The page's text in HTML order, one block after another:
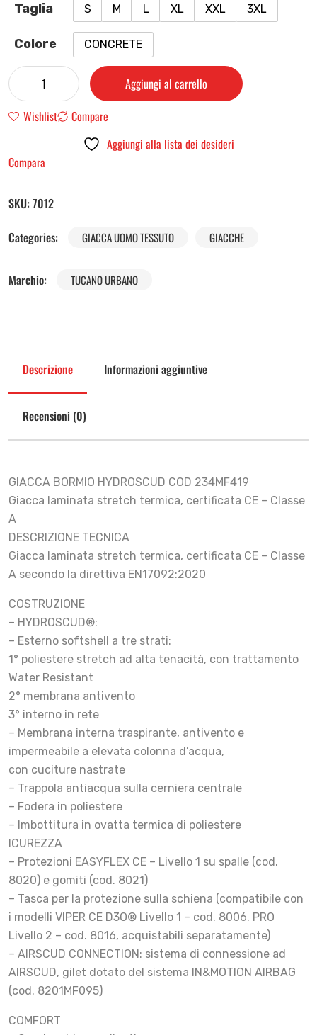
Taglia S M L XL XXL 3XL
Colore CONCRETE
Aggiungi al carrello
Wishlist
Compare
Aggiungi alla lista dei desideri
Compara
SKU: 7012
Categories:
GIACCA UOMO TESSUTO GIACCHE
Marchio: TUCANO URBANO
Descrizione Informazioni aggiuntive
Recensioni (0)
GIACCA BORMIO HYDROSCUD COD 234MF419
Giacca laminata stretch termica, certificata CE – Classe
A
DESCRIZIONE TECNICA
Giacca laminata stretch termica, certificata CE – Classe
A secondo la direttiva EN17092:2020
COSTRUZIONE
– HYDROSCUD®:
– Esterno softshell a tre strati:
1° poliestere stretch ad alta tenacità, con trattamento
Water Resistant
2° membrana antivento
3° interno in rete
– Membrana interna traspirante, antivento e
impermeabile a elevata colonna d’acqua,
con cuciture nastrate
– Trappola antiacqua sulla cerniera centrale
– Fodera in poliestere
– Imbottitura in ovatta termica di poliestere
ICUREZZA
– Protezioni EASYFLEX CE – Livello 1 su spalle (cod.
8020) e gomiti (cod. 8021)
– Tasca per la protezione sulla schiena (compatibile con
i modelli VIPER CE D3O® Livello 1 – cod. 8006. PRO
Livello 2 – cod. 8016, acquistabili separatamente)
– AIRSCUD CONNECTION: sistema di connessione ad
AIRSCUD, gilet dotato del sistema IN&MOTION AIRBAG
(cod. 8201MF095)
COMFORT